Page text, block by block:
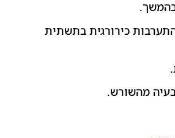
כירורגית בתשתית
מהשורש.